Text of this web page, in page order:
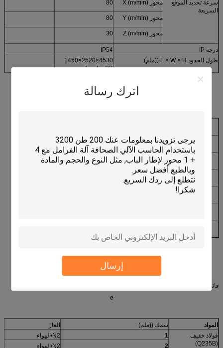
اترك رسالة
إرسال
سرعة تحديد الموقع
السريعة
محور X (m/min) 80
محور Y (m/min) 80
محور Z (m/min) 30
درجة IP
IP54
طول الحدود L × W × H ((ملم)
4530×2520×1450
((للمراجعة)
الرطوبة النسبية 70% غير مكثفة
البيئة المحيطة تنفّس، لا تأثير على مسافة 5 أمتار
الجهد الكهربائي
قائمة معايير أجهزة القطع ((للمراجعة فقط)
e
المواد سمك ((ملم)
الغاز
فولاذ خفيف
(Q235B)
1
N2/الهواء
2
N2/الهواء